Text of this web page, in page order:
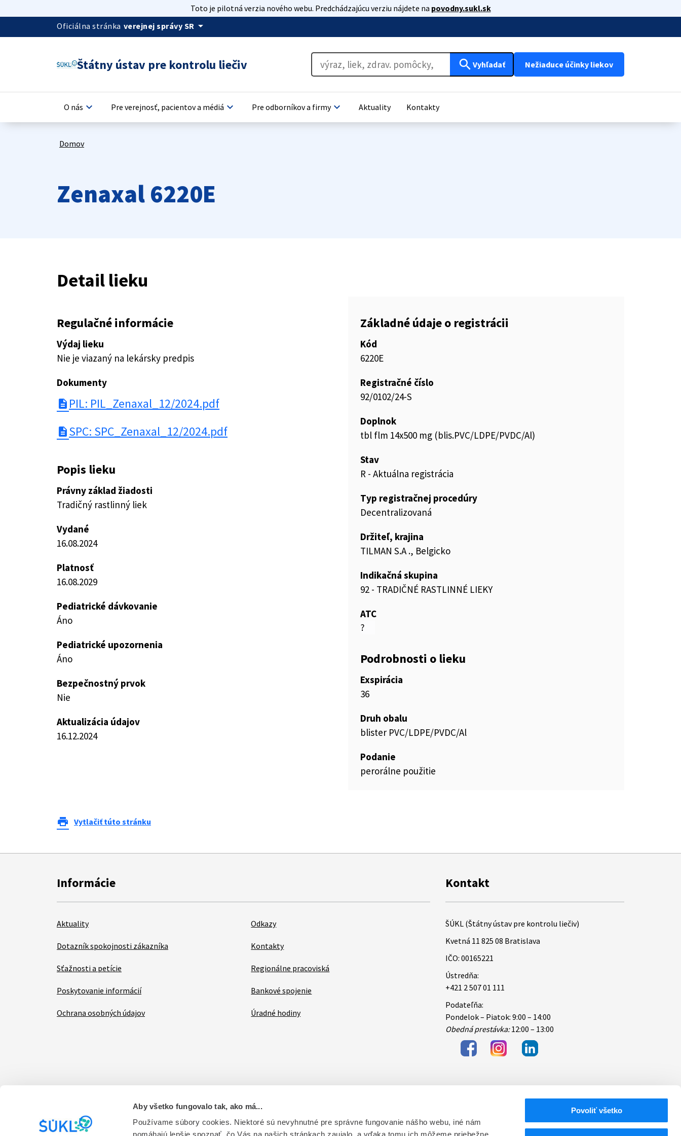
Aby všetko fungovalo tak, ako má...
Používame súbory cookies. Niektoré sú nevyhnutné pre správne fungovanie nášho webu, iné nám
Povoliť všetko
Toto je pilotná verzia nového webu. Predchádzajúcu verziu nájdete na povodny.sukl.sk
Oficiálna stránka verejnej správy SR arrow_drop_down
Štátny ústav pre kontrolu liečiv search Vyhľadať Nežiaduce účinky liekov
O nás keyboard_arrow_down Pre verejnosť, pacientov a médiá keyboard_arrow_down Pre odborníkov a firmykeyboard_arrow_down Aktuality Kontakty
Domov
Zenaxal 6220E
Detail lieku
Regulačné informácie
Výdaj lieku
Nie je viazaný na lekársky predpis
Dokumenty
description PIL: PIL_Zenaxal_12/2024.pdf
description SPC: SPC_Zenaxal_12/2024.pdf
Popis lieku
Právny základ žiadosti
Tradičný rastlinný liek
Vydané
16.08.2024
Platnosť
16.08.2029
Pediatrické dávkovanie
Áno
Pediatrické upozornenia
Áno
Bezpečnostný prvok
Nie
Aktualizácia údajov
16.12.2024
Základné údaje o registrácii
Kód
6220E
Registračné číslo
92/0102/24-S
Doplnok
tbl flm 14x500 mg (blis.PVC/LDPE/PVDC/Al)
Stav
R - Aktuálna registrácia
Typ registračnej procedúry
Decentralizovaná
Držiteľ, krajina
TILMAN S.A ., Belgicko
Indikačná skupina
92 - TRADIČNÉ RASTLINNÉ LIEKY
ATC
?
Podrobnosti o lieku
Exspirácia
36
Druh obalu
blister PVC/LDPE/PVDC/Al
Podanie
perorálne použitie
print Vytlačiť túto stránku
Informácie
Aktuality
Dotazník spokojnosti zákazníka
Sťažnosti a petície
Poskytovanie informácií
Ochrana osobných údajov
Odkazy
Kontakty
Regionálne pracoviská
Bankové spojenie
Úradné hodiny
Kontakt
ŠÚKL (Štátny ústav pre kontrolu liečiv)
Kvetná 11 825 08 Bratislava
IČO: 00165221
Ústredňa:
+421 2 507 01 111
Podateľňa:
Pondelok – Piatok: 9:00 – 14:00
Obedná prestávka:12:00 – 13:00
Items
Vyhlásenie o prístupnosti Kontakt na prevádzkovateľa RSS Oznamy Databázy a servis Základné zásady bezpečnosti